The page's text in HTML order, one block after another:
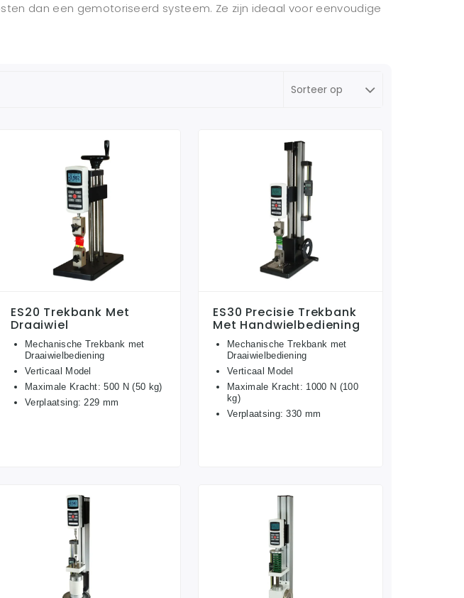
dan een gemotoriseerd systeem. Ze zijn ideaal voor eenvoudige
ES20 Trekbank Met
Draaiwiel
Mechanische Trekbank met
Draaiwielbediening
Verticaal Model
Maximale Kracht: 500 N (50 kg)
Verplaatsing: 229 mm
ES30 Precisie Trekbank
Met Handwielbediening
Mechanische Trekbank met
Draaiwielbediening
Verticaal Model
Maximale Kracht: 1000 N (100
kg)
Verplaatsing: 330 mm